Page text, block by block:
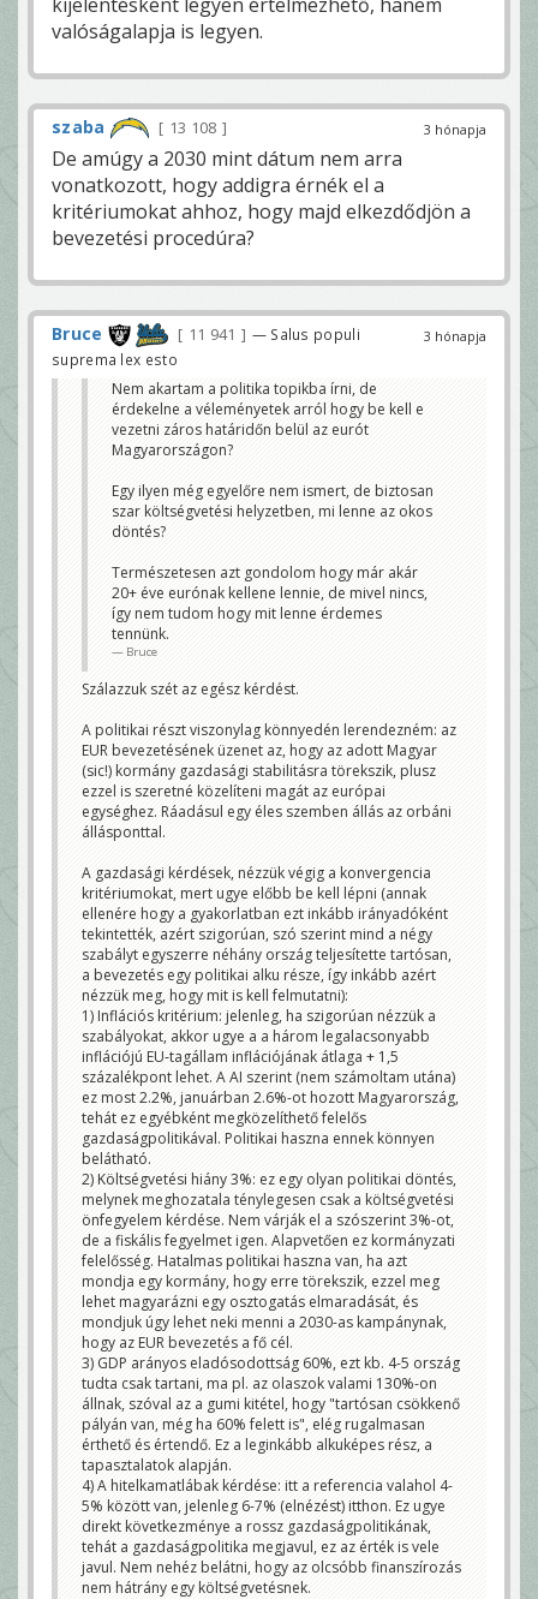
valóságalapja is legyen.
3 hónapja
szaba 13 108
De amúgy a 2030 mint dátum nem arra
vonatkozott, hogy addigra érnék el a
kritériumokat ahhoz, hogy majd elkezdődjön a
bevezetési procedúra?
3 hónapja
Bruce 11 941
— Salus populi
suprema lex esto
Nem akartam a politika topikba írni, de
érdekelne a véleményetek arról hogy be kell e
vezetni záros határidőn belül az eurót
Magyarországon?
Egy ilyen még egyelőre nem ismert, de biztosan
szar költségvetési helyzetben, mi lenne az okos
döntés?
Természetesen azt gondolom hogy már akár
20+ éve eurónak kellene lennie, de mivel nincs,
így nem tudom hogy mit lenne érdemes
tennünk.
Bruce
Szálazzuk szét az egész kérdést.
A politikai részt viszonylag könnyedén lerendezném: az
EUR bevezetésének üzenet az, hogy az adott Magyar
(sic!) kormány gazdasági stabilitásra törekszik, plusz
ezzel is szeretné közelíteni magát az európai
egységhez. Ráadásul egy éles szemben állás az orbáni
állásponttal.
A gazdasági kérdések, nézzük végig a konvergencia
kritériumokat, mert ugye előbb be kell lépni (annak
ellenére hogy a gyakorlatban ezt inkább irányadóként
tekintették, azért szigorúan, szó szerint mind a négy
szabályt egyszerre néhány ország teljesítette tartósan,
a bevezetés egy politikai alku része, így inkább azért
nézzük meg, hogy mit is kell felmutatni):
1) Inflációs kritérium: jelenleg, ha szigorúan nézzük a
szabályokat, akkor ugye a a három legalacsonyabb
inflációjú EU‑tagállam inflációjának átlaga + 1,5
százalékpont lehet. A AI szerint (nem számoltam utána)
ez most 2.2%, januárban 2.6%-ot hozott Magyarország,
tehát ez egyébként megközelíthető felelős
gazdaságpolitikával. Politikai haszna ennek könnyen
belátható.
2) Költségvetési hiány 3%: ez egy olyan politikai döntés,
melynek meghozatala ténylegesen csak a költségvetési
önfegyelem kérdése. Nem várják el a szószerint 3%-ot,
de a fiskális fegyelmet igen. Alapvetően ez kormányzati
felelősség. Hatalmas politikai haszna van, ha azt
mondja egy kormány, hogy erre törekszik, ezzel meg
lehet magyarázni egy osztogatás elmaradását, és
mondjuk úgy lehet neki menni a 2030-as kampánynak,
hogy az EUR bevezetés a fő cél.
3) GDP arányos eladósodottság 60%, ezt kb. 4-5 ország
tudta csak tartani, ma pl. az olaszok valami 130%-on
állnak, szóval az a gumi kitétel, hogy "tartósan csökkenő
pályán van, még ha 60% felett is", elég rugalmasan
érthető és értendő. Ez a leginkább alkuképes rész, a
tapasztalatok alapján.
4) A hitelkamatlábak kérdése: itt a referencia valahol 4-
5% között van, jelenleg 6-7% (elnézést) itthon. Ez ugye
direkt következménye a rossz gazdaságpolitikának,
tehát a gazdaságpolitika megjavul, ez az érték is vele
javul. Nem nehéz belátni, hogy az olcsóbb finanszírozás
nem hátrány egy költségvetésnek.